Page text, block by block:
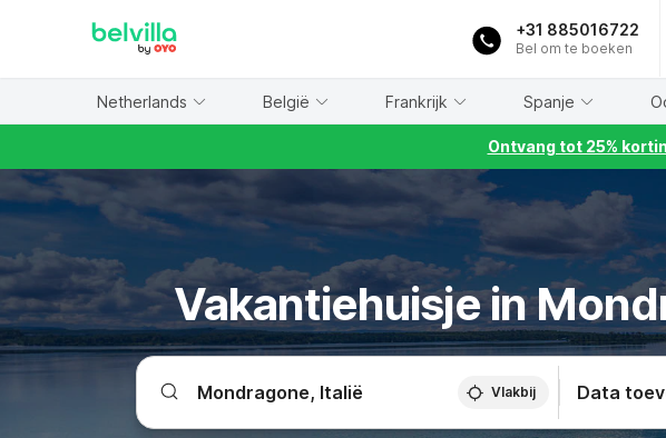
+31 885016722
Bel om te boeken
Netherlands België Frankrijk Spanje
Ontvang tot 25%
Vakantiehuisje in
Vlakbij Data